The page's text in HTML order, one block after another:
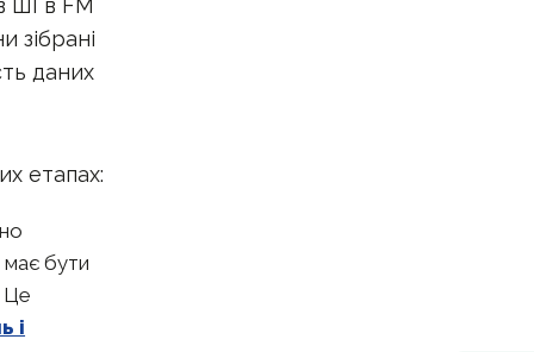
ШІ в FM
зібрані
даних
етапах:
має бути
Це
і